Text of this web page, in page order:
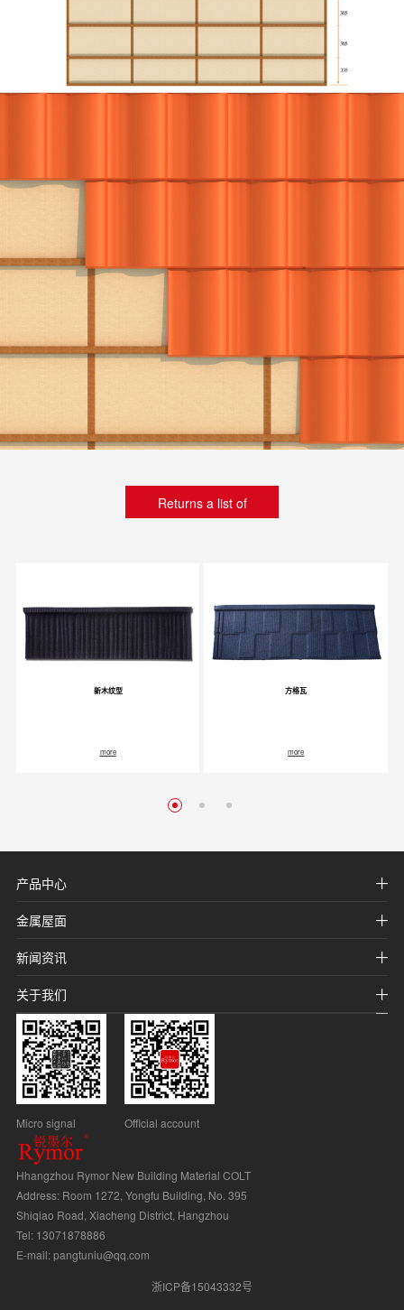
Returns a list of
新木纹型
more
方格瓦
more
产品中心
金属屋面
新闻资讯
关于我们
Micro signal Official account
Hhangzhou Rymor New Building Material COLT
Address: Room 1272, Yongfu Building, No. 395
Shiqiao Road, Xiacheng District, Hangzhou
Tel: 13071878886
E-mail: pangtuniu@qq.com
浙ICP备15043332号